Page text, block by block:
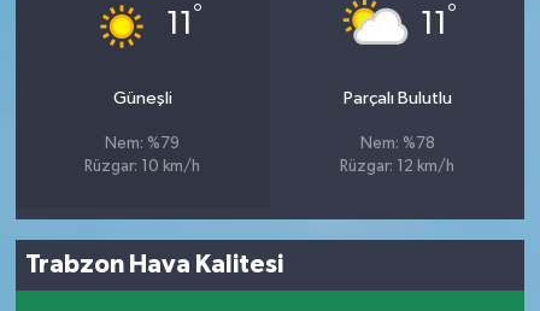
11 °
Güneşli
Nem: %79
Rüzgar: 10 km/h
11 °
Parçalı Bulutlu
Nem: %78
Rüzgar: 12 km/h
Trabzon Hava Kalitesi